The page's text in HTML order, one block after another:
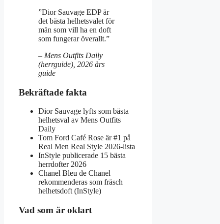
”Dior Sauvage EDP är
det bästa helhetsvalet för
män som vill ha en doft
som fungerar överallt.”
– Mens Outfits Daily
(herrguide), 2026 års
guide
Bekräftade fakta
Dior Sauvage lyfts som bästa
helhetsval av Mens Outfits
Daily
Tom Ford Café Rose är #1 på
Real Men Real Style 2026-lista
InStyle publicerade 15 bästa
herrdofter 2026
Chanel Bleu de Chanel
rekommenderas som fräsch
helhetsdoft (InStyle)
Vad som är oklart